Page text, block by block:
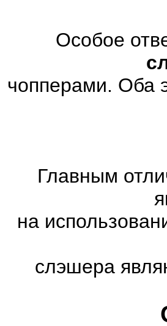
Особое
чопперами. Оба
Главным
на
слэшера